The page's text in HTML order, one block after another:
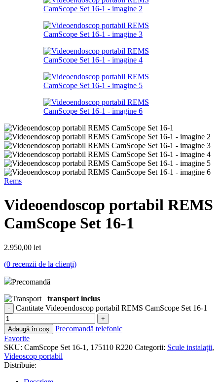
Rems
Videoendoscop portabil REMS
CamScope Set 16-1
2.950,00 lei
(0 recenzii de la clienți)
Precomandă
transport inclus
Cantitate Videoendoscop portabil REMS CamScope Set 16-1
Adaugă în coș
Precomandă telefonic
Favorite
SKU: CamScope Set 16-1, 175110 R220 Categorii: Scule instalații,
Videoscop portabil
Distribuie: